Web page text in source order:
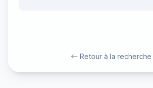
Retour à la recherche